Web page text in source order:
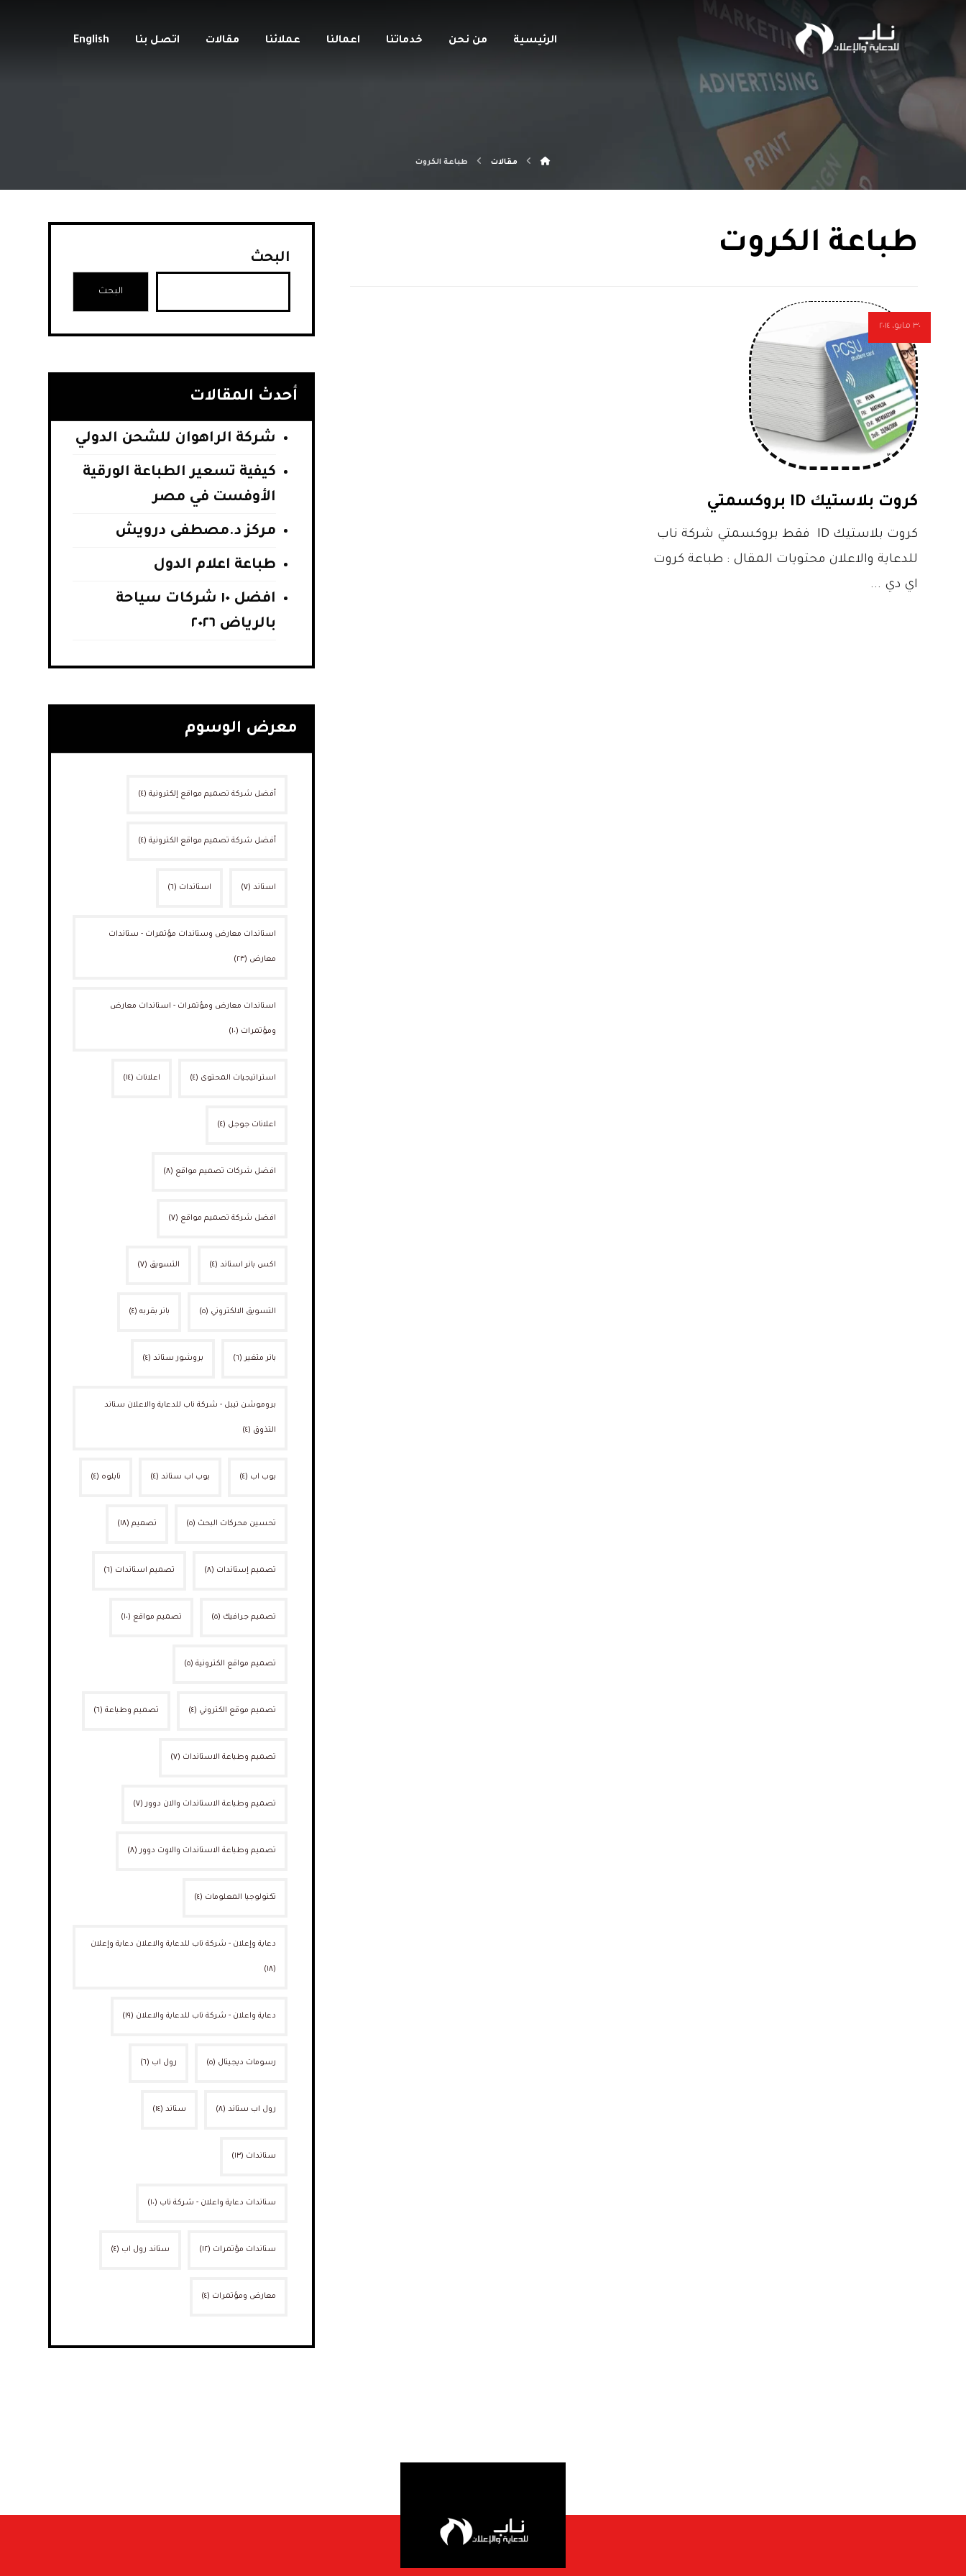
الرئيسية من نحن خدماتنا اعمالنا عملائنا مقالات اتصل بنا English
مقالات طباعة الكروت
طباعة الكروت
كروت بلاستيك ID بروكسمتي
٣٠ مايو، ٢٠١٤
كروت بلاستيك ID فقط بروكسمتي شركة ناب
للدعاية والاعلان محتويات المقال : طباعة كروت
اي دي ...
البحث
البحث
أحدث المقالات
شركة الراهوان للشحن الدولي
كيفية تسعير الطباعة الورقية
الأوفست في مصر
مركز د.مصطفى درويش
طباعة اعلام الدول
افضل ١٠ شركات سياحة
بالرياض ٢٠٢٦
معرض الوسوم
أفضل شركة تصميم مواقع إلكترونية(٤)
أفضل شركة تصميم مواقع الكترونية(٤)
استاند(٧) استاندات (٦)
استاندات معارض وستاندات مؤتمرات - ستاندات
معارض (٢٣)
استاندات معارض ومؤتمرات - استاندات معارض
ومؤتمرات (١٠)
استراتيجيات المحتوى (٤) اعلانات (١٤)
اعلانات جوجل (٤)
افضل شركات تصميم مواقع (٨)
افضل شركة تصميم مواقع (٧)
اكس بانر استاند(٤) التسويق (٧)
التسويق الالكتروني (٥) بانر بقربه(٤)
بانر متغير (٦) بروشور ستاند(٤)
بروموشن تيبل - شركة ناب للدعاية والاعلان ستاند
التذوق (٤)
بوب اب (٤) بوب اب ستاند(٤) تابلوه (٤)
تحسين محركات البحث (٥) تصميم(١٨)
تصميم إستاندات (٨) تصميم استاندات (٦)
تصميم جرافيك (٥) تصميم مواقع (١٠)
تصميم مواقع الكترونية(٥)
تصميم موقع الكتروني (٤) تصميم وطباعة(٦)
تصميم وطباعة الاستاندات (٧)
تصميم وطباعة الاستاندات والان دوور (٧)
تصميم وطباعة الاستاندات والاوت دوور (٨)
تكنولوجيا المعلومات (٤)
دعاية وإعلان - شركة ناب للدعاية والاعلان دعاية وإعلان
(١٨)
دعاية واعلان - شركة ناب للدعاية والاعلان (١٩)
رسومات ديجيتال (٥) رول اب (٦)
رول اب ستاند(٨) ستاند(١٤)
ستاندات (١٣)
ستاندات دعاية واعلان - شركة ناب (١٠)
ستاندات مؤتمرات (١٢) ستاند رول اب (٤)
معارض ومؤتمرات (٤)